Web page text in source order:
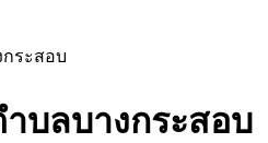
ระสอบ
บลบางกระสอบ